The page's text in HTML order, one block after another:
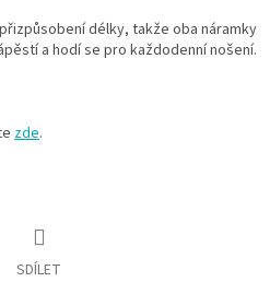
délky, takže oba náramky
a hodí se pro každodenní nošení.
zde.
SDÍLET